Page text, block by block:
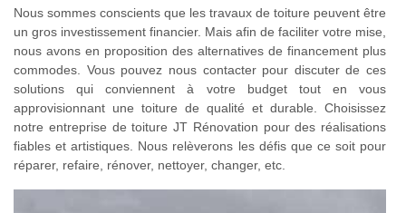
Nous sommes conscients que les travaux de toiture peuvent être
un gros investissement financier. Mais afin de faciliter votre mise,
nous avons en proposition des alternatives de financement plus
commodes. Vous pouvez nous contacter pour discuter de ces
solutions qui conviennent à votre budget tout en vous
approvisionnant une toiture de qualité et durable. Choisissez
notre entreprise de toiture JT Rénovation pour des réalisations
fiables et artistiques. Nous relèverons les défis que ce soit pour
réparer, refaire, rénover, nettoyer, changer, etc.